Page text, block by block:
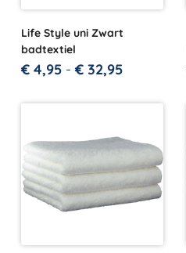
Life Style uni Zwart
badtextiel
€ 4,95 - € 32,95